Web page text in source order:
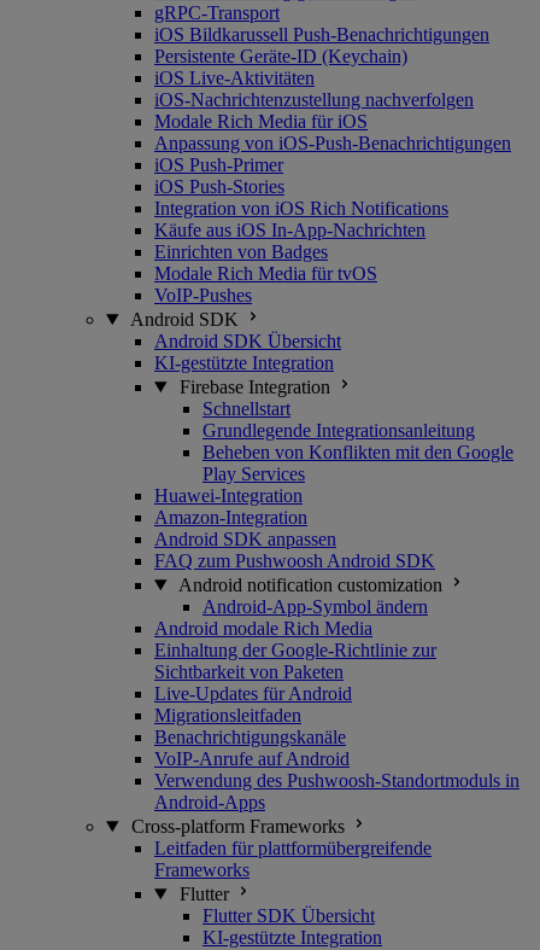
gRPC-Transport
iOS Bildkarussell Push-Benachrichtigungen
Persistente Geräte-ID (Keychain)
iOS Live-Aktivitäten
iOS-Nachrichtenzustellung nachverfolgen
Modale Rich Media für iOS
Anpassung von iOS-Push-Benachrichtigungen
iOS Push-Primer
iOS Push-Stories
Integration von iOS Rich Notifications
Käufe aus iOS In-App-Nachrichten
Einrichten von Badges
Modale Rich Media für tvOS
VoIP-Pushes
Android SDK
Android SDK Übersicht
KI-gestützte Integration
Firebase Integration
Schnellstart
Grundlegende Integrationsanleitung
Beheben von Konflikten mit den Google
Play Services
Huawei-Integration
Amazon-Integration
Android SDK anpassen
FAQ zum Pushwoosh Android SDK
Android notification customization
Android-App-Symbol ändern
Android modale Rich Media
Einhaltung der Google-Richtlinie zur
Sichtbarkeit von Paketen
Live-Updates für Android
Migrationsleitfaden
Benachrichtigungskanäle
VoIP-Anrufe auf Android
Verwendung des Pushwoosh-Standortmoduls in
Android-Apps
Cross-platform Frameworks
Leitfaden für plattformübergreifende
Frameworks
Flutter
Flutter SDK Übersicht
KI-gestützte Integration